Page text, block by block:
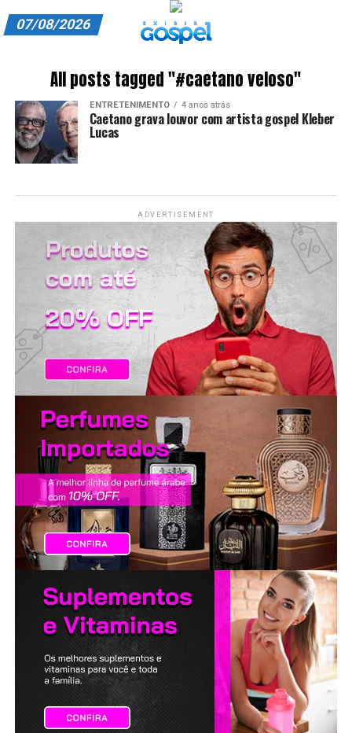
ASSINE
CARRINHO
EDITORIAL
EXPEDIENTE
FINALIZAR COMPRA
HOME
LANÇAMENTOS
07/08/2026
All posts tagged "#caetano veloso"
ENTRETENIMENTO 4 anos atrás
Caetano grava louvor com artista gospel Kleber
Lucas
ADVERTISEMENT